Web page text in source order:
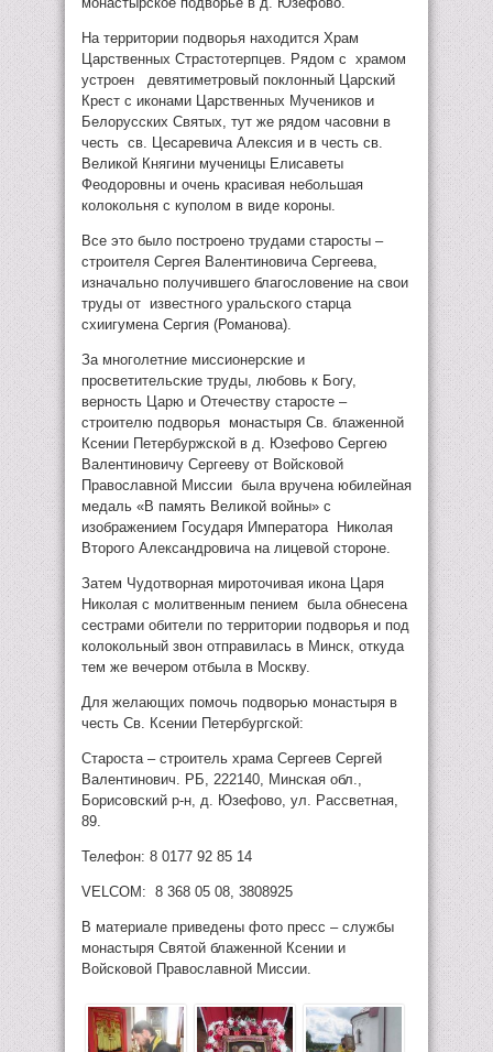
На территории подворья находится Храм
Царственных Страстотерпцев. Рядом с храмом
устроен девятиметровый поклонный Царский
Крест с иконами Царственных Мучеников и
Белорусских Святых, тут же рядом часовни в
честь св. Цесаревича Алексия и в честь св.
Великой Княгини мученицы Елисаветы
Феодоровны и очень красивая небольшая
колокольня с куполом в виде короны.
Все это было построено трудами старосты –
строителя Сергея Валентиновича Сергеева,
изначально получившего благословение на свои
труды от известного уральского старца
схиигумена Сергия (Романова).
За многолетние миссионерские и
просветительские труды, любовь к Богу,
верность Царю и Отечеству старосте –
строителю подворья монастыря Св. блаженной
Ксении Петербуржской в д. Юзефово Сергею
Валентиновичу Сергееву от Войсковой
Православной Миссии была вручена юбилейная
медаль «В память Великой войны» с
изображением Государя Императора Николая
Второго Александровича на лицевой стороне.
Затем Чудотворная мироточивая икона Царя
Николая с молитвенным пением была обнесена
сестрами обители по территории подворья и под
колокольный звон отправилась в Минск, откуда
тем же вечером отбыла в Москву.
Для желающих помочь подворью монастыря в
честь Св. Ксении Петербургской:
Староста – строитель храма Сергеев Сергей
Валентинович. РБ, 222140, Минская обл.,
Борисовский р-н, д. Юзефово, ул. Рассветная,
89.
Телефон: 8 0177 92 85 14
VELCOM: 8 368 05 08, 3808925
В материале приведены фото пресс – службы
монастыря Святой блаженной Ксении и
Войсковой Православной Миссии.